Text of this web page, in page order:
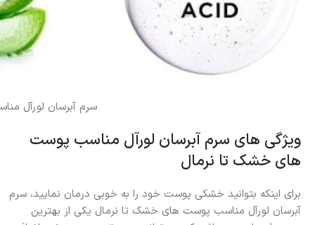
سرم آبرسان لورآل
ویژگی های سرم آبرسان لورآل مناسب پوست
های خشک تا نرمال
برای اینکه بتوانید خشکی پوست خود را به خوبی درمان نمایید، سرم
آبرسان لورآل مناسب پوست های خشک تا نرمال یکی از بهترین